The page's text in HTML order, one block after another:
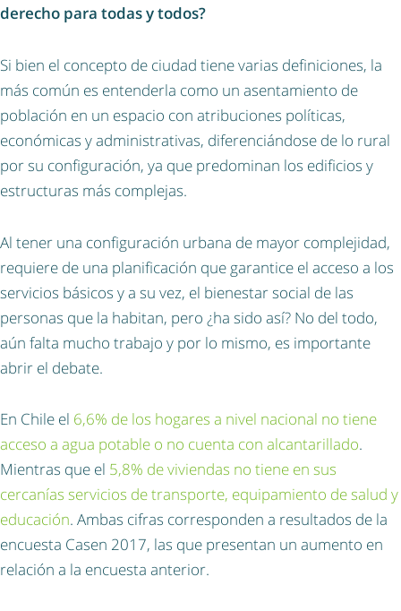
derecho para todas y todos?
Si bien el concepto de ciudad tiene varias definiciones, la
más común es entenderla como un asentamiento de
población en un espacio con atribuciones políticas,
económicas y administrativas, diferenciándose de lo rural
por su configuración, ya que predominan los edificios y
estructuras más complejas.
Al tener una configuración urbana de mayor complejidad,
requiere de una planificación que garantice el acceso a los
servicios básicos y a su vez, el bienestar social de las
personas que la habitan, pero ¿ha sido así? No del todo,
aún falta mucho trabajo y por lo mismo, es importante
abrir el debate.
En Chile el 6,6% de los hogares a nivel nacional no tiene
acceso a agua potable o no cuenta con alcantarillado.
Mientras que el 5,8% de viviendas no tiene en sus
cercanías servicios de transporte, equipamiento de salud y
educación. Ambas cifras corresponden a resultados de la
encuesta Casen 2017, las que presentan un aumento en
relación a la encuesta anterior.